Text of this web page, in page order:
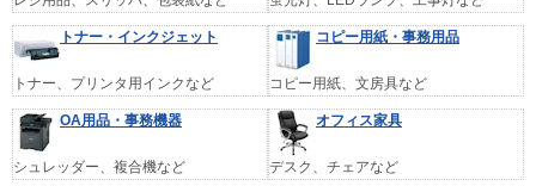
トナー・インクジェット
トナー、プリンタ用インクなど
コピー用紙・事務用品
コピー用紙、文房具など
OA用品・事務機器
シュレッダー、複合機など
オフィス家具
デスク、チェアなど